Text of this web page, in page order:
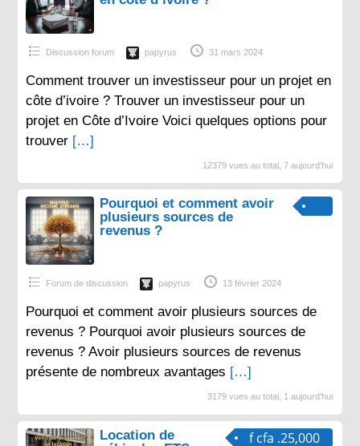
Discussion forum papyrus 31 mars 2024
Comment trouver un investisseur pour un projet en
côte d’ivoire ? Trouver un investisseur pour un
projet en Côte d’Ivoire Voici quelques options pour
trouver […]
12379 vues au total, 7 aujourd'hui
Pourquoi et comment avoir
plusieurs sources de
revenus ?
Forum de discussion papyrus 13 février 2024
Pourquoi et comment avoir plusieurs sources de
revenus ? Pourquoi avoir plusieurs sources de
revenus ? Avoir plusieurs sources de revenus
présente de nombreux avantages […]
3179 vues au total, 1 aujourd'hui
f cfa .25,000
Location de